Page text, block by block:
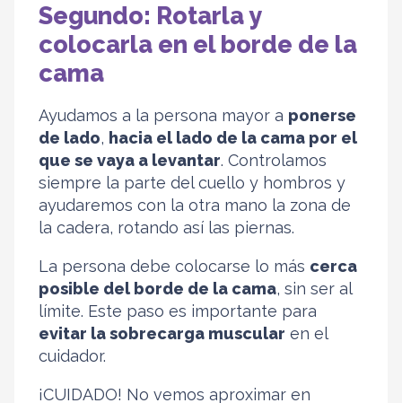
Segundo: Rotarla y
colocarla en el borde de la
cama
Ayudamos a la persona mayor a ponerse
de lado, hacia el lado de la cama por el
que se vaya a levantar. Controlamos
siempre la parte del cuello y hombros y
ayudaremos con la otra mano la zona de
la cadera, rotando así las piernas.
La persona debe colocarse lo más cerca
posible del borde de la cama, sin ser al
límite. Este paso es importante para
evitar la sobrecarga muscular en el
cuidador.
¡CUIDADO! No vemos aproximar en